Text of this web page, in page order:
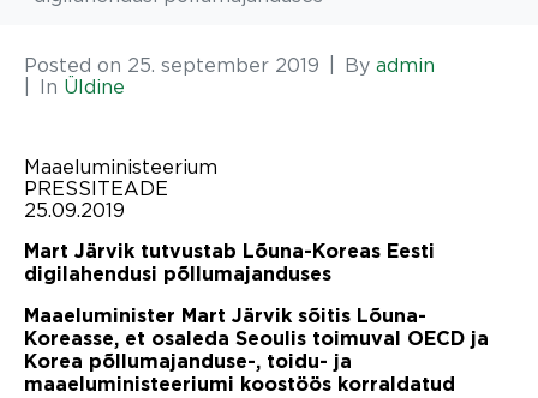
Posted on 25. september 2019 By admin
In Üldine
Maaeluministeerium
PRESSITEADE
25.09.2019
Mart Järvik tutvustab Lõuna-Koreas Eesti
digilahendusi põllumajanduses
Maaeluminister Mart Järvik sõitis Lõuna-
Koreasse, et osaleda Seoulis toimuval OECD ja
Korea põllumajanduse-, toidu- ja
maaeluministeeriumi koostöös korraldatud